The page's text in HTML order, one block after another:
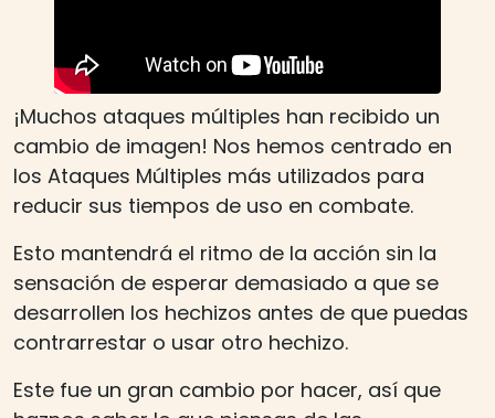
¡Muchos ataques múltiples han recibido un
cambio de imagen! Nos hemos centrado en
los Ataques Múltiples más utilizados para
reducir sus tiempos de uso en combate.
Esto mantendrá el ritmo de la acción sin la
sensación de esperar demasiado a que se
desarrollen los hechizos antes de que puedas
contrarrestar o usar otro hechizo.
Este fue un gran cambio por hacer, así que